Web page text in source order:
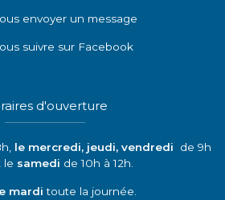
envoyer un message
suivre sur Facebook
d'ouverture
le mercredi, jeudi, vendredi de 9h
le samedi de 10h à 12h.
marditoute la journée.